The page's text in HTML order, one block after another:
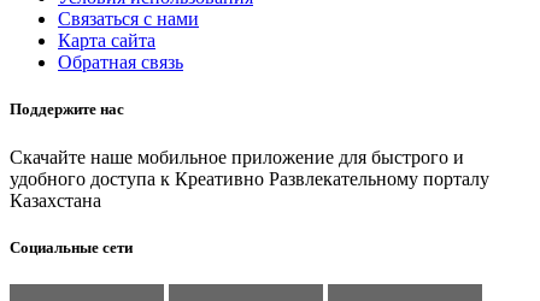
Связаться с нами
Карта сайта
Обратная связь
Поддержите нас
Скачайте наше мобильное приложение для быстрого и
удобного доступа к Креативно Развлекательному порталу
Казахстана
Социальные сети